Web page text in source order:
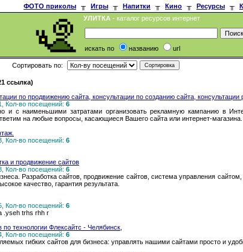
ФОТО приколы ╥ Игры ╥ Напитки ╥ Кино ╥ Ресурсы ╥
УЛИТКА - каталог ресурсов интернет
искать по названию url
Сортировать по:
ссылка)
по продвижению сайта, консультации по созданию сайта, консультации
Кол-во посещений: 6
и с наименьшими затратами организовать рекламную кампанию в
на любые вопросы, касающиеся Вашего сайта или интернет-магазина.
Кол-во посещений: 6
и продвижение сайтов
Кол-во посещений: 6
Разработка сайтов, продвижение сайтов, система управления
качество, гарантия результата.
Кол-во посещений: 6
.yseh trhs rhh r
по технологии Флексайтс - Челябинск,
Кол-во посещений: 6
гибких сайтов для бизнеса: управлять нашими сайтами просто и